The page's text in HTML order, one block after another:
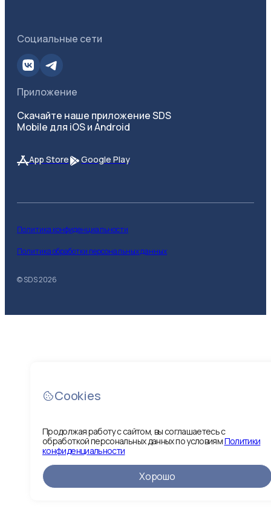
Социальные сети
Приложение
Скачайте наше приложение SDS
Mobile для iOS и Android
App Store Google Play
© SDS2026
Политика конфиденциальности
Политика обработки персональных данных
Cookies
Продолжая работу с сайтом, вы соглашаетесь с
обработкой персональных данных по условиямПолитики
конфиденциальности
Хорошо